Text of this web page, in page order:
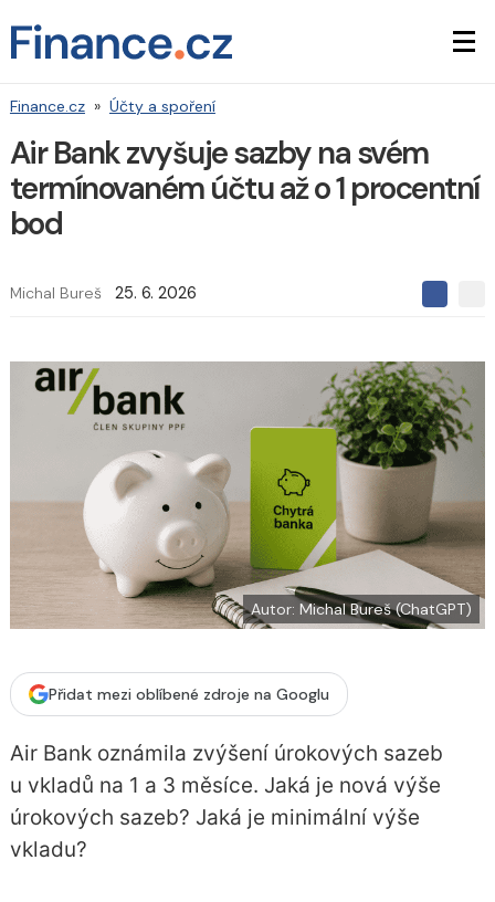
Finance.cz » Účty a spoření
Air Bank zvyšuje sazby na svém
termínovaném účtu až o 1 procentní
bod
Michal Bureš 25. 6. 2026
S
í
l
e
t
S
e
j
t
e
n
a
F
a
c
e
b
o
o
u
l
e
n
t
X
Autor: Michal Bureš (ChatGPT)
Přidat mezi oblíbené zdroje na Googlu
Air Bank oznámila zvýšení úrokových sazeb
u vkladů na 1 a 3 měsíce. Jaká je nová výše
úrokových sazeb? Jaká je minimální výše
vkladu?